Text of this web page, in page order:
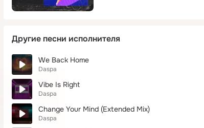
Другие песни исполнителя
We Back Home
Daspa
Vibe Is Right
Daspa
Change Your Mind (Extended Mix)
Daspa